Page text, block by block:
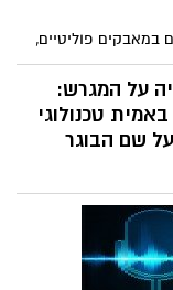
במאבקים פוליטיים,
החברתיים שלהן.
ולהתמקד במקום
המוח האנושי
על המגרש:
טכנולוגי
שם הבוגר
החינוך אמית טכנולוגי
לשנת הלימודים
נושאת עמה
זכרו של אליה אילוז